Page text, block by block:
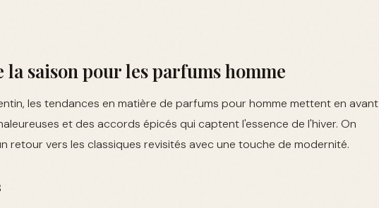
la saison pour les parfums homme
les tendances en matière de parfums pour homme mettent en avant
et des accords épicés qui captent l'essence de l'hiver. On
retour vers les classiques revisités avec une touche de modernité.